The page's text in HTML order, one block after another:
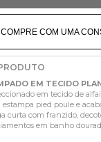
COMPRE COM UMA
EM TECIDO
em tecido de
pied poule e
curta com franzido,
em banho